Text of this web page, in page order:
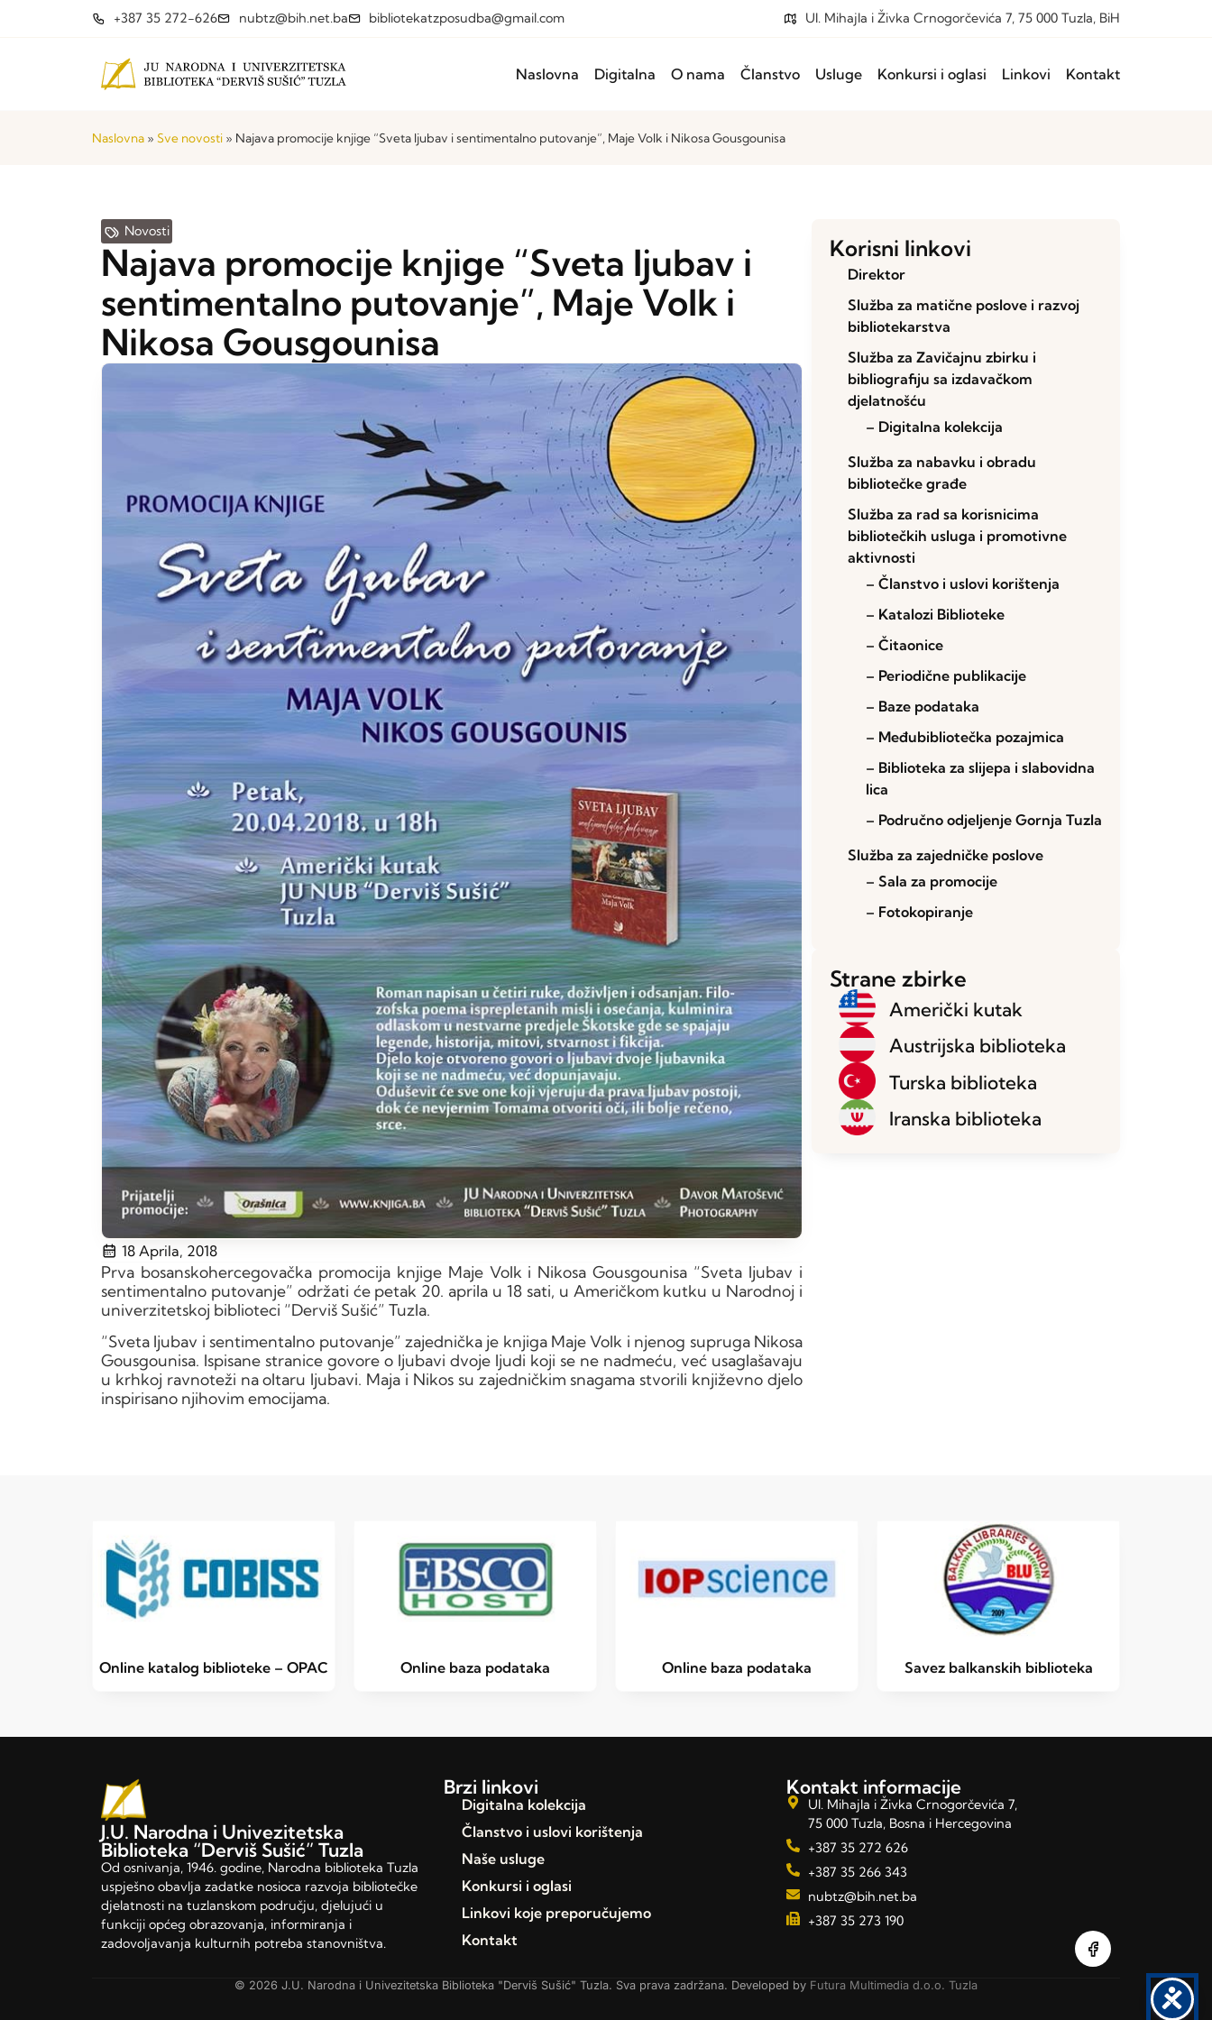
+387 35 272-626 nubtz@bih.net.ba bibliotekatzposudba@gmail.com Ul. Mihajla i Živka Crnogorčevića 7, 75 000 Tuzla, BiH
Naslovna Digitalna O nama Članstvo Usluge Konkursi i oglasi Linkovi Kontakt
Naslovna » Sve novosti » Najava promocije knjige “Sveta ljubav i sentimentalno putovanje”, Maje Volk i Nikosa Gousgounisa
Novosti
Najava promocije knjige “Sveta ljubav i
sentimentalno putovanje”, Maje Volk i
Nikosa Gousgounisa
18 Aprila, 2018
Prva bosanskohercegovačka promocija knjige Maje Volk i Nikosa Gousgounisa “Sveta ljubav i
sentimentalno putovanje” održati će petak 20. aprila u 18 sati, u Američkom kutku u Narodnoj i
univerzitetskoj biblioteci “Derviš Sušić” Tuzla.
“Sveta ljubav i sentimentalno putovanje” zajednička je knjiga Maje Volk i njenog supruga Nikosa
Gousgounisa. Ispisane stranice govore o ljubavi dvoje ljudi koji se ne nadmeću, već usaglašavaju
u krhkoj ravnoteži na oltaru ljubavi. Maja i Nikos su zajedničkim snagama stvorili književno djelo
inspirisano njihovim emocijama.
Korisni linkovi
Direktor
Služba za matične poslove i razvoj
bibliotekarstva
Služba za Zavičajnu zbirku i
bibliografiju sa izdavačkom
djelatnošću
– Digitalna kolekcija
Služba za nabavku i obradu
bibliotečke građe
Služba za rad sa korisnicima
bibliotečkih usluga i promotivne
aktivnosti
– Članstvo i uslovi korištenja
– Katalozi Biblioteke
– Čitaonice
– Periodične publikacije
– Baze podataka
– Međubibliotečka pozajmica
– Biblioteka za slijepa i slabovidna
lica
– Područno odjeljenje Gornja Tuzla
Služba za zajedničke poslove
– Sala za promocije
– Fotokopiranje
Strane zbirke
Američki kutak
Austrijska biblioteka
Turska biblioteka
Iranska biblioteka
Online katalog biblioteke – OPAC Online baza podataka Online baza podataka Savez balkanskih biblioteka
J.U. Narodna i Univezitetska
Biblioteka “Derviš Sušić” Tuzla
Od osnivanja, 1946. godine, Narodna biblioteka Tuzla
uspješno obavlja zadatke nosioca razvoja bibliotečke
djelatnosti na tuzlanskom području, djelujući u
funkciji općeg obrazovanja, informiranja i
zadovoljavanja kulturnih potreba stanovništva.
Brzi linkovi
Digitalna kolekcija
Članstvo i uslovi korištenja
Naše usluge
Konkursi i oglasi
Linkovi koje preporučujemo
Kontakt
Kontakt informacije
Ul. Mihajla i Živka Crnogorčevića 7,
75 000 Tuzla, Bosna i Hercegovina
+387 35 272 626
+387 35 266 343
nubtz@bih.net.ba
+387 35 273 190
© 2026 J.U. Narodna i Univezitetska Biblioteka "Derviš Sušić" Tuzla. Sva prava zadržana. Developed by Futura Multimedia d.o.o. Tuzla